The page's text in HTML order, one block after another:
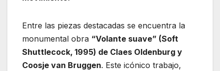
Entre las piezas destacadas se encuentra la
monumental obra “Volante suave” (Soft
Shuttlecock, 1995) de Claes Oldenburg y
Coosje van Bruggen. Este icónico trabajo,